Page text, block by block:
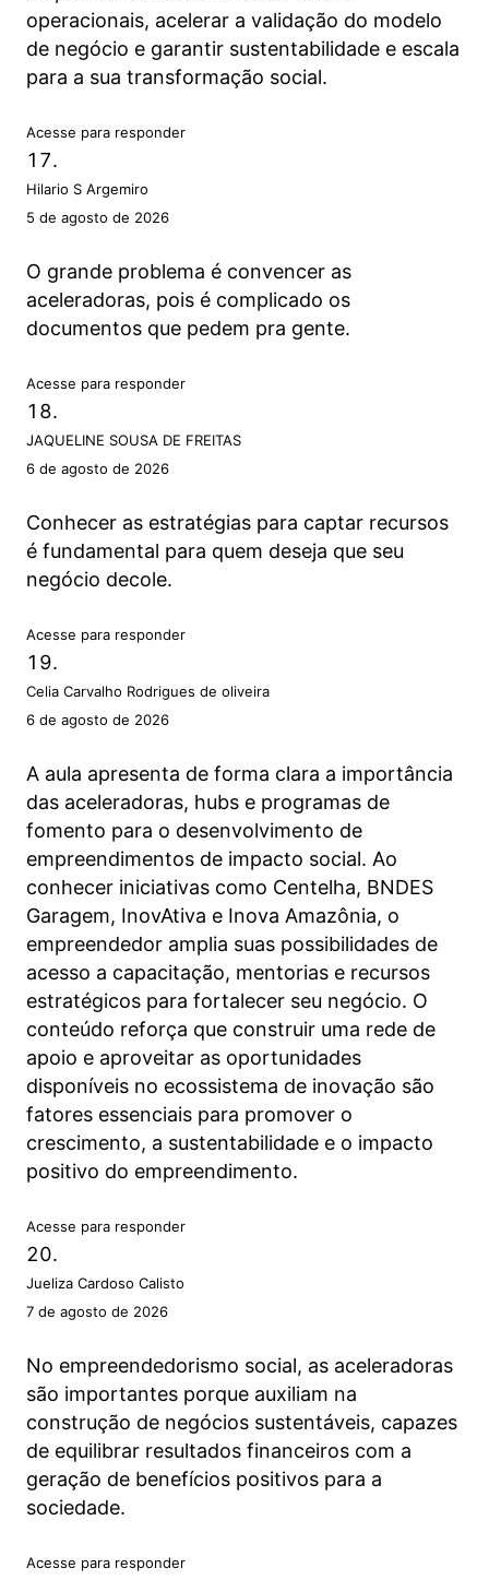
operacionais, acelerar a validação do modelo
de negócio e garantir sustentabilidade e escala
para a sua transformação social.
Acesse para responder
Hilario S Argemiro
5 de agosto de 2026
O grande problema é convencer as
aceleradoras, pois é complicado os
documentos que pedem pra gente.
Acesse para responder
JAQUELINE SOUSA DE FREITAS
6 de agosto de 2026
Conhecer as estratégias para captar recursos
é fundamental para quem deseja que seu
negócio decole.
Acesse para responder
Celia Carvalho Rodrigues de oliveira
6 de agosto de 2026
A aula apresenta de forma clara a importância
das aceleradoras, hubs e programas de
fomento para o desenvolvimento de
empreendimentos de impacto social. Ao
conhecer iniciativas como Centelha, BNDES
Garagem, InovAtiva e Inova Amazônia, o
empreendedor amplia suas possibilidades de
acesso a capacitação, mentorias e recursos
estratégicos para fortalecer seu negócio. O
conteúdo reforça que construir uma rede de
apoio e aproveitar as oportunidades
disponíveis no ecossistema de inovação são
fatores essenciais para promover o
crescimento, a sustentabilidade e o impacto
positivo do empreendimento.
Acesse para responder
Jueliza Cardoso Calisto
7 de agosto de 2026
No empreendedorismo social, as aceleradoras
são importantes porque auxiliam na
construção de negócios sustentáveis, capazes
de equilibrar resultados financeiros com a
geração de benefícios positivos para a
sociedade.
Acesse para responder